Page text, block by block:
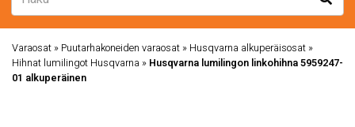
Varaosat » Puutarhakoneiden varaosat » Husqvarna alkuperäisosat »
Hihnat lumilingot Husqvarna » Husqvarna lumilingon linkohihna 5959247-
01 alkuperäinen